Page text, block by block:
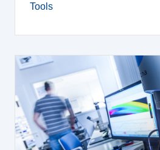
Tools